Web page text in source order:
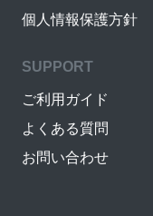
個人情報保護方針
SUPPORT
ご利用ガイド
よくある質問
お問い合わせ